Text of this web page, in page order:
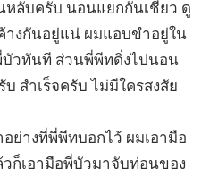
หลับครับ นอนแยกกันเชียว ดู
างกันอยู่แน่ ผมแอบขำอยู่ใน
บัวทันที ส่วนพี่พีทดิ่งไปนอน
สำเร็จครับ ไม่มีใครสงสัย
ย่างที่พี่พีทบอกไว้ ผมเอามือ
ก็เอามือพี่บัวมาจับท่อนของ